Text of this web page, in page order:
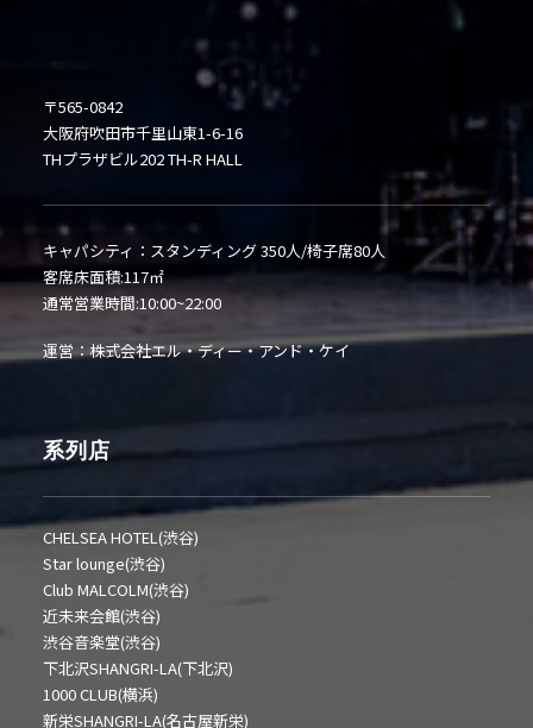
〒565-0842
大阪府吹田市千里山東1-6-16
THプラザビル202 TH-R HALL
キャパシティ：スタンディング 350人/椅子席80人
客席床面積:117㎡
通常営業時間:10:00~22:00
運営：株式会社エル・ディー・アンド・ケイ
系列店
CHELSEA HOTEL(渋谷)
Star lounge(渋谷)
Club MALCOLM(渋谷)
近未来会館(渋谷)
渋谷音楽堂(渋谷)
下北沢SHANGRI-LA(下北沢)
1000 CLUB(横浜)
新栄SHANGRI-LA(名古屋新栄)